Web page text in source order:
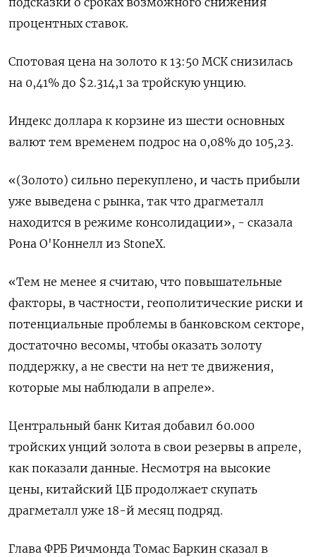
процентных ставок.
Спотовая цена на золото к 13:50 МСК снизилась
на 0,41% до $2.314,1​ за тройскую унцию.
Индекс доллара к корзине из шести основных
валют тем временем подрос на 0,08% до 105,23​.
«(Золото) сильно перекуплено, и часть прибыли
уже выведена с рынка, так что драгметалл
находится в режиме консолидации», - сказала
Рона О'Коннелл из StoneX.
«Тем не менее я считаю, что повышательные
факторы, в частности, геополитические риски и
потенциальные проблемы в банковском секторе,
достаточно весомы, чтобы оказать золоту
поддержку, а не свести на нет те движения,
которые мы наблюдали в апреле».
Центральный банк Китая добавил 60.000
тройских унций золота в свои резервы в апреле,
как показали данные. Несмотря на высокие
цены, китайский ЦБ продолжает скупать
драгметалл уже 18-й месяц подряд.
Глава ФРБ Ричмонда Томас Баркин сказал в